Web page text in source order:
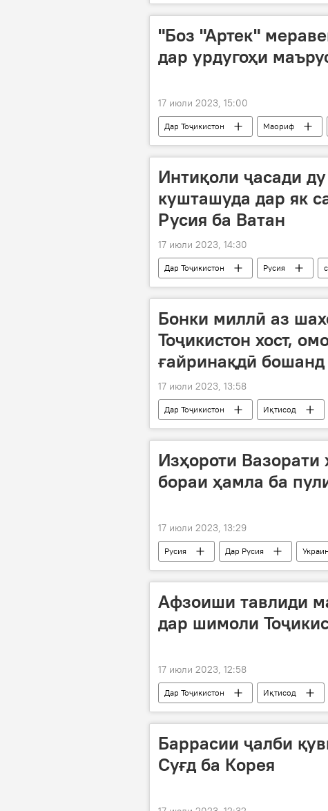
Суғд
Хатлон
"Боз "Артек"
дар урдугоҳи
17 июли 2023, 15:00
Дар Тоҷикистон Маориф
аълочӣ
Интиқоли ҷасади
кушташуда дар як
Русия ба Ватан
17 июли 2023, 14:30
Дар Тоҷикистон Русия
муҳоҷирони корӣ
садама
Бонки миллӣ аз
Тоҷикистон хост,
ғайринақдӣ бошанд
17 июли 2023, 13:58
Дар Тоҷикистон Иқтисод
Изҳороти Вазорати
бораи ҳамла ба
17 июли 2023, 13:29
Русия Дар Русия
ҳамлаи террористӣ
таркиш
Афзоиши тавлиди
дар шимоли
17 июли 2023, 12:58
Дар Тоҷикистон Иқтисод
Баррасии ҷалби
Суғд ба Корея